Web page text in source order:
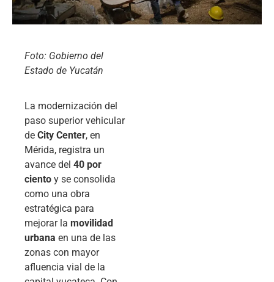
Foto: Gobierno del
Estado de Yucatán
La modernización del
paso superior vehicular
de City Center, en
Mérida, registra un
avance del 40 por
ciento y se consolida
como una obra
estratégica para
mejorar la movilidad
urbana en una de las
zonas con mayor
afluencia vial de la